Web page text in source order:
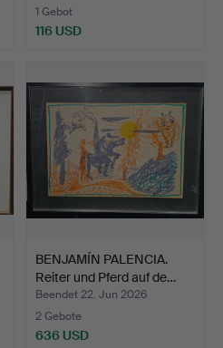
1 Gebot
116 USD
BENJAMÍN PALENCIA.
Reiter und Pferd auf de…
Beendet 22. Jun 2026
2 Gebote
636 USD